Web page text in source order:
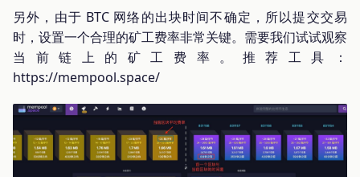
另外，由于 BTC 网络的出块时间不确定，所以提交交易
时，设置一个合理的矿工费率非常关键。需要我们试试观察
当前链上的矿工费率。推荐工具：
https://mempool.space/